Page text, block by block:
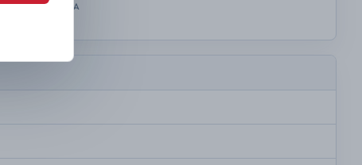
KOLOR NADWOZIA